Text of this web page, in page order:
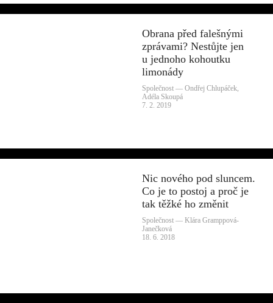
Obrana před falešnými
zprávami? Nestůjte jen
u jednoho kohoutku
limonády
Společnost — Ondřej Chlupáček,
Adéla Skoupá
7. 2. 2019
Nic nového pod sluncem.
Co je to postoj a proč je
tak těžké ho změnit
Společnost — Klára Gramppová-
Janečková
18. 6. 2018